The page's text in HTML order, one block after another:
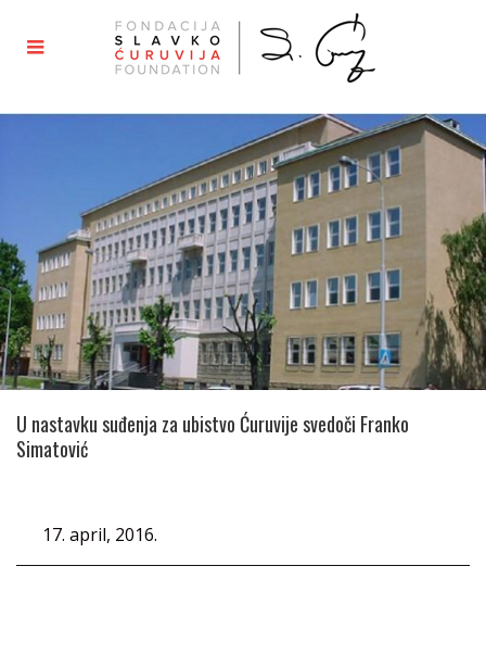
U nastavku suđenja za ubistvo Ćuruvije svedoči Franko
Simatović
17. april, 2016.